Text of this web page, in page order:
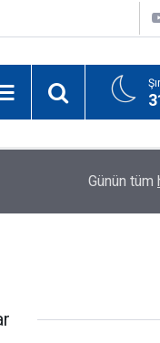
Siirt'te 6 Yıl Sonra
Günün tüm